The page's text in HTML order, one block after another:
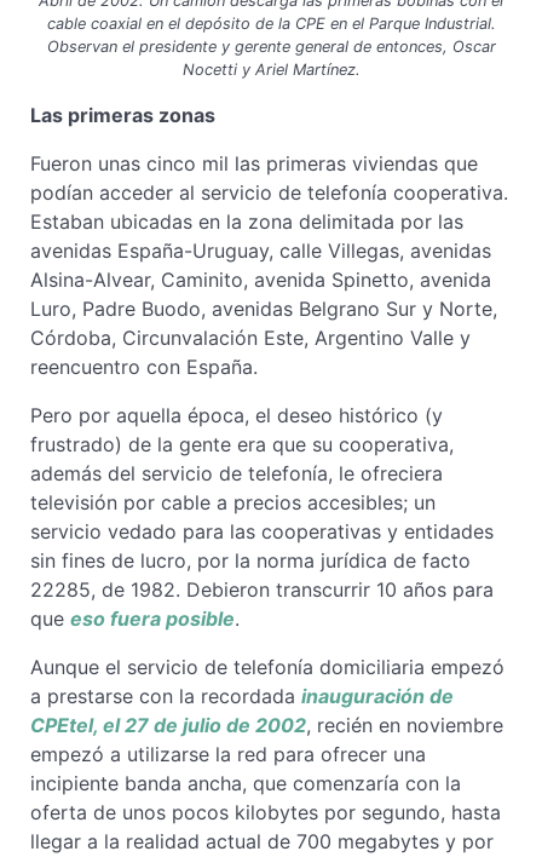
cable coaxial en el depósito de la CPE en el Parque Industrial.
Observan el presidente y gerente general de entonces, Oscar
Nocetti y Ariel Martínez.
Las primeras zonas
Fueron unas cinco mil las primeras viviendas que
podían acceder al servicio de telefonía cooperativa.
Estaban ubicadas en la zona delimitada por las
avenidas España-Uruguay, calle Villegas, avenidas
Alsina-Alvear, Caminito, avenida Spinetto, avenida
Luro, Padre Buodo, avenidas Belgrano Sur y Norte,
Córdoba, Circunvalación Este, Argentino Valle y
reencuentro con España.
Pero por aquella época, el deseo histórico (y
frustrado) de la gente era que su cooperativa,
además del servicio de telefonía, le ofreciera
televisión por cable a precios accesibles; un
servicio vedado para las cooperativas y entidades
sin fines de lucro, por la norma jurídica de facto
22285, de 1982. Debieron transcurrir 10 años para
que eso fuera posible.
Aunque el servicio de telefonía domiciliaria empezó
a prestarse con la recordada inauguración de
CPEtel, el 27 de julio de 2002, recién en noviembre
empezó a utilizarse la red para ofrecer una
incipiente banda ancha, que comenzaría con la
oferta de unos pocos kilobytes por segundo, hasta
llegar a la realidad actual de 700 megabytes y por